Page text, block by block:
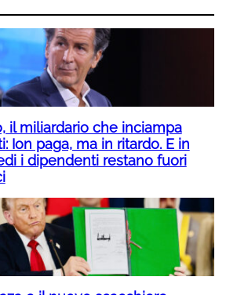
il miliardario che inciampa
Ion paga, ma in ritardo. E in
i dipendenti restano fuori